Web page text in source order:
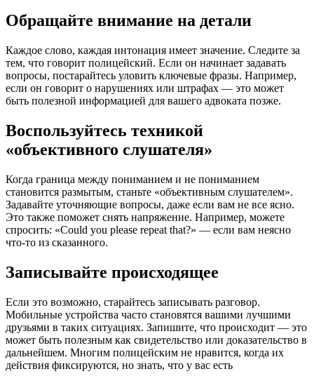
Обращайте внимание на детали
Каждое слово, каждая интонация имеет значение. Следите за
тем, что говорит полицейский. Если он начинает задавать
вопросы, постарайтесь уловить ключевые фразы. Например,
если он говорит о нарушениях или штрафах — это может
быть полезной информацией для вашего адвоката позже.
Воспользуйтесь техникой
«объективного слушателя»
Когда граница между пониманием и не пониманием
становится размытым, станьте «объективным слушателем».
Задавайте уточняющие вопросы, даже если вам не все ясно.
Это также поможет снять напряжение. Например, можете
спросить: «Could you please repeat that?» — если вам неясно
что-то из сказанного.
Записывайте происходящее
Если это возможно, старайтесь записывать разговор.
Мобильные устройства часто становятся вашими лучшими
друзьями в таких ситуациях. Запишите, что происходит — это
может быть полезным как свидетельство или доказательство в
дальнейшем. Многим полицейским не нравится, когда их
действия фиксируются, но знать, что у вас есть